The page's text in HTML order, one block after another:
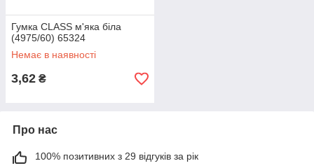
Гумка CLASS м'яка біла
(4975/60) 65324
Немає в наявності
3,62 ₴
Про нас
100% позитивних з 29 відгуків за рік